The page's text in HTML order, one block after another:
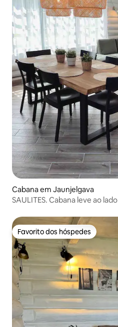
Cabana em Jaunjelgava
SAULITES. Cabana leve ao
Favorito dos hóspedes
Favorito dos hóspedes